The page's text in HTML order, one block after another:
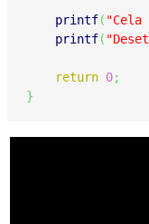
printf( "Cela
printf(
return 0;
}